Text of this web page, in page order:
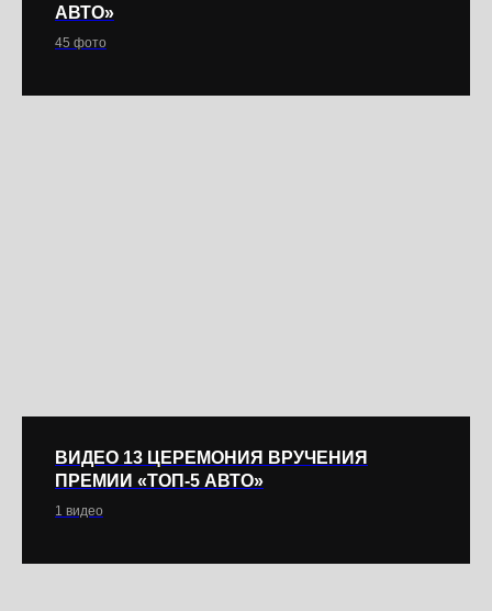
АВТО»
45 фото
ВИДЕО 13 ЦЕРЕМОНИЯ ВРУЧЕНИЯ
ПРЕМИИ «ТОП-5 АВТО»
1 видео